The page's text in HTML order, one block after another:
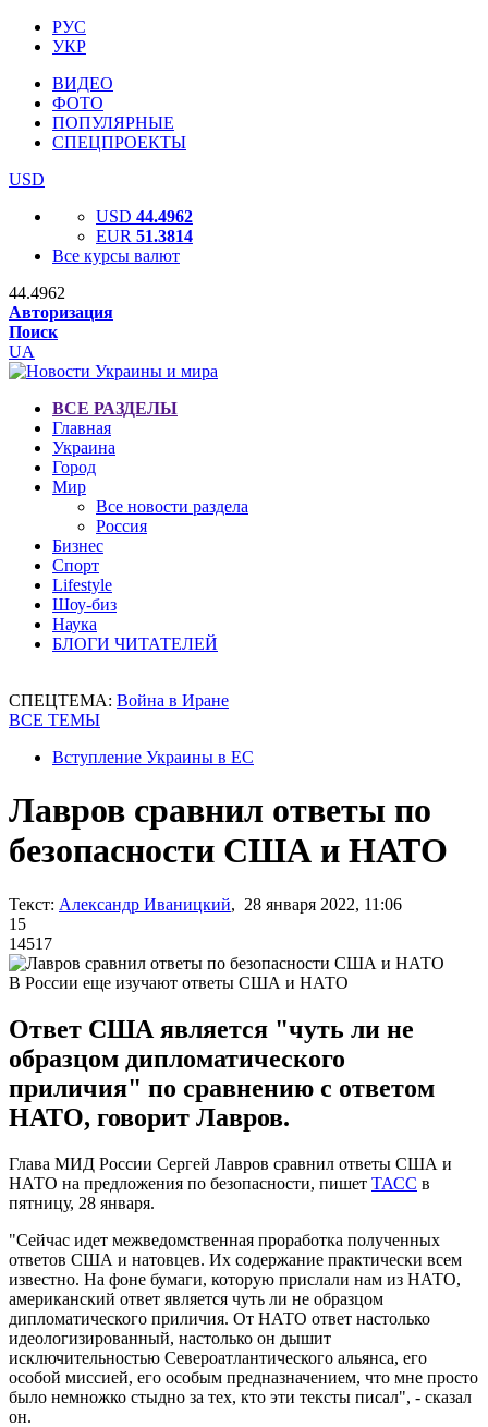
РУС
УКР
ВИДЕО
ФОТО
ПОПУЛЯРНЫЕ
СПЕЦПРОЕКТЫ
USD
USD 44.4962
EUR 51.3814
Все курсы валют
44.4962
Авторизация
Поиск
UA
ВСЕ РАЗДЕЛЫ
Главная
Украина
Город
Мир
Все новости раздела
Россия
Бизнес
Спорт
Lifestyle
Шоу-биз
Наука
БЛОГИ ЧИТАТЕЛЕЙ
СПЕЦТЕМА: Война в Иране
ВСЕ ТЕМЫ
Вступление Украины в ЕС
Лавров сравнил ответы по
безопасности США и НАТО
Текст: Александр Иваницкий, 28 января 2022, 11:06
15
14517
В России еще изучают ответы США и НАТО
Ответ США является "чуть ли не
образцом дипломатического
приличия" по сравнению с ответом
НАТО, говорит Лавров.
Глава МИД России Сергей Лавров сравнил ответы США и
НАТО на предложения по безопасности, пишет ТАСС в
пятницу, 28 января.
"Сейчас идет межведомственная проработка полученных
ответов США и натовцев. Их содержание практически всем
известно. На фоне бумаги, которую прислали нам из НАТО,
американский ответ является чуть ли не образцом
дипломатического приличия. От НАТО ответ настолько
идеологизированный, настолько он дышит
исключительностью Североатлантического альянса, его
особой миссией, его особым предназначением, что мне просто
было немножко стыдно за тех, кто эти тексты писал", - сказал
он.